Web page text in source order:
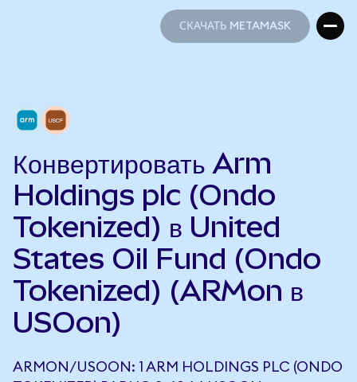
СКАЧАТЬ METAMASK
Конвертировать Arm
Holdings plc (Ondo
Tokenized) в United
States Oil Fund (Ondo
Tokenized) (ARMon в
USOon)
ARMON/USOON: 1 ARM HOLDINGS PLC (ONDO